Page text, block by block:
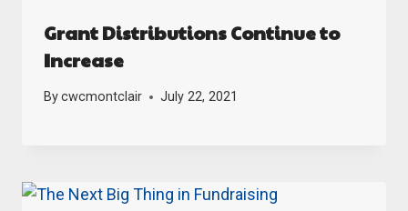
Grant Distributions Continue to
Increase
Bycwcmontclair July 22, 2021